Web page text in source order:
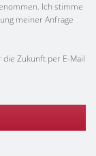
Ich stimme
meiner Anfrage
Zukunft per E-Mail